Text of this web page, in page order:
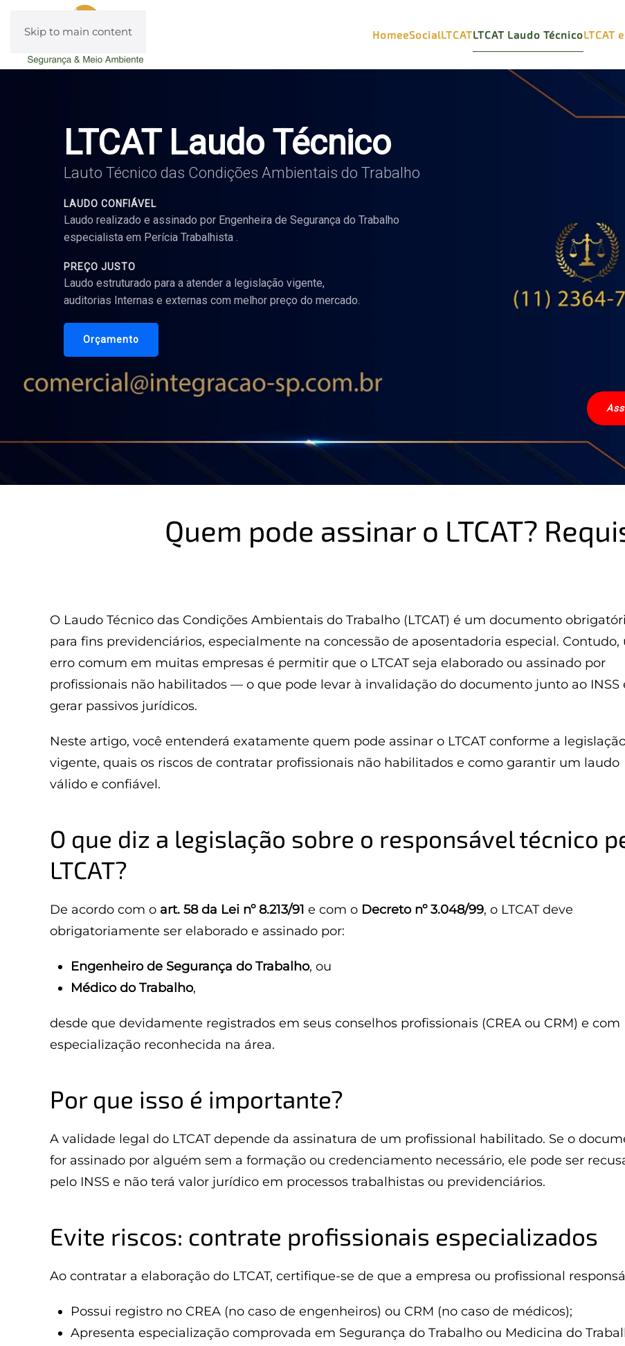
Skip to main content HomeeSocialLTCATLTCAT Laudo TécnicoLTCAT
LTCAT Laudo Técnico
Lauto Técnico das Condições Ambientais do Trabalho
LAUDO CONFIÁVEL
Laudo realizado e assinado por Engenheira de Segurança do Trabalho
especialista em Perícia Trabalhista .
PREÇO JUSTO
Laudo estruturado para a atender a legislação vigente,
auditorias Internas e externas com melhor preço do mercado.
Orçamento
Quem pode assinar o LTCAT?
O Laudo Técnico das Condições Ambientais do Trabalho (LTCAT) é um documento
para fins previdenciários, especialmente na concessão de aposentadoria especial. Contudo,
erro comum em muitas empresas é permitir que o LTCAT seja elaborado ou assinado por
profissionais não habilitados — o que pode levar à invalidação do documento junto ao INSS
gerar passivos jurídicos.
Neste artigo, você entenderá exatamente quem pode assinar o LTCAT conforme a
vigente, quais os riscos de contratar profissionais não habilitados e como garantir um laudo
válido e confiável.
O que diz a legislação sobre o responsável técnico
LTCAT?
De acordo com o art. 58 da Lei nº 8.213/91 e com o Decreto nº 3.048/99, o LTCAT deve
obrigatoriamente ser elaborado e assinado por:
Engenheiro de Segurança do Trabalho, ou
Médico do Trabalho,
desde que devidamente registrados em seus conselhos profissionais (CREA ou CRM) e com
especialização reconhecida na área.
Por que isso é importante?
A validade legal do LTCAT depende da assinatura de um profissional habilitado. Se o
for assinado por alguém sem a formação ou credenciamento necessário, ele pode ser
pelo INSS e não terá valor jurídico em processos trabalhistas ou previdenciários.
Evite riscos: contrate profissionais especializados
Ao contratar a elaboração do LTCAT, certifique-se de que a empresa ou profissional
Possui registro no CREA (no caso de engenheiros) ou CRM (no caso de médicos);
Apresenta especialização comprovada em Segurança do Trabalho ou Medicina do